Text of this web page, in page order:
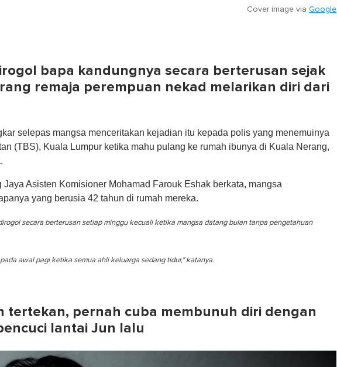
Cover image via Google
bapa kandungnya secara berterusan sejak
remaja perempuan nekad melarikan diri dari
selepas mangsa menceritakan kejadian itu kepada polis yang menemuinya
(TBS), Kuala Lumpur ketika mahu pulang ke rumah ibunya di Kuala Nerang,
Jaya Asisten Komisioner Mohamad Farouk Eshak berkata, mangsa
yang berusia 42 tahun di rumah mereka.
secara berterusan setiap minggu kecuali ketika mangsa datang bulan tanpa pengetahuan
awal pagi ketika semua ahli keluarga sedang tidur," katanya.
tertekan, pernah cuba membunuh diri dengan
lantai Jun lalu